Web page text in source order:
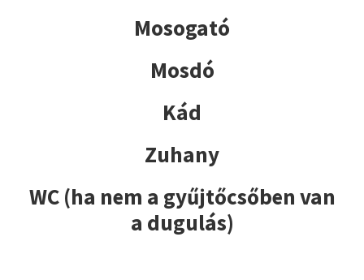
Mosogató
Mosdó
Kád
Zuhany
WC (ha nem a gyűjtőcsőben van
a dugulás)